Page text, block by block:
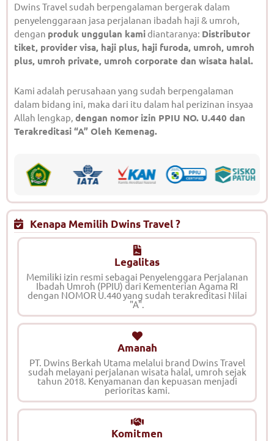
Dwins Travel sudah berpengalaman bergerak dalam
penyelenggaraan jasa perjalanan ibadah haji & umroh,
dengan produk unggulan kamidiantaranya: Distributor
tiket, provider visa, haji plus, haji furoda, umroh, umroh
plus, umroh private, umroh corporate dan wisata halal.
Kami adalah perusahaan yang sudah berpengalaman
dalam bidang ini, maka dari itu dalam hal perizinan insyaa
Allah lengkap, dengan nomor izin PPIU NO. U.440 dan
Terakreditasi “A” Oleh Kemenag.
Kenapa Memilih Dwins Travel ?
Legalitas
Memiliki izin resmi sebagai Penyelenggara Perjalanan
Ibadah Umroh (PPIU) dari Kementerian Agama RI
dengan NOMOR U.440 yang sudah terakreditasi Nilai
"A".
Amanah
PT. Dwins Berkah Utama melalui brand Dwins Travel
sudah melayani perjalanan wisata halal, umroh sejak
tahun 2018. Kenyamanan dan kepuasan menjadi
perioritas kami.
Komitmen